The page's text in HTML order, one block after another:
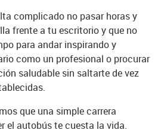
complicado no pasar horas y
frente a tu escritorio y que no
para andar inspirando y
como un profesional o procurar
saludable sin saltarte de vez
que una simple carrera
el autobús te cuesta la vida.